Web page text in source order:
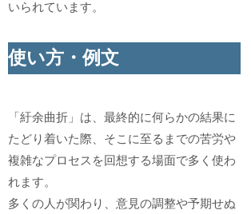
いられています。
使い方・例文
「紆余曲折」は、最終的に何らかの結果に
たどり着いた際、そこに至るまでの苦労や
複雑なプロセスを回想する場面で多く使わ
れます。
多くの人が関わり、意見の調整や予期せぬ